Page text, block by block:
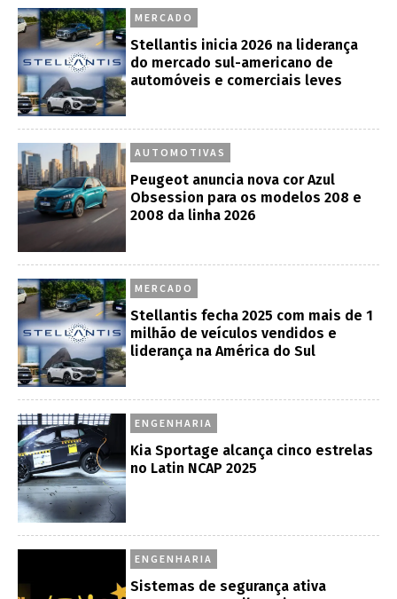
MERCADO
Stellantis inicia 2026 na liderança
do mercado sul-americano de
automóveis e comerciais leves
AUTOMOTIVAS
Peugeot anuncia nova cor Azul
Obsession para os modelos 208 e
2008 da linha 2026
MERCADO
Stellantis fecha 2025 com mais de 1
milhão de veículos vendidos e
liderança na América do Sul
ENGENHARIA
Kia Sportage alcança cinco estrelas
no Latin NCAP 2025
ENGENHARIA
Sistemas de segurança ativa